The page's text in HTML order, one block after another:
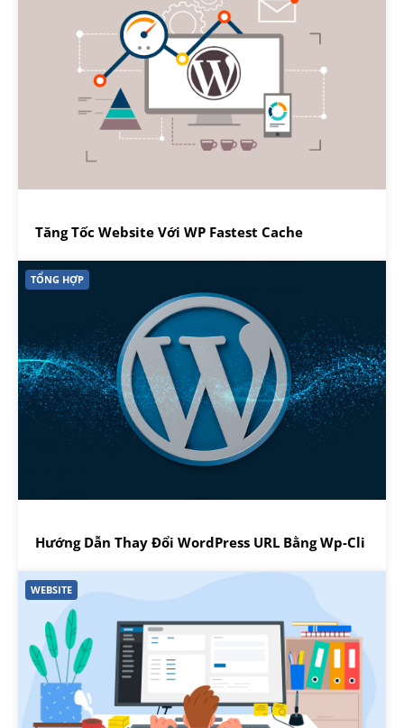
Tăng Tốc Website Với WP Fastest Cache
TỔNG HỢP
Hướng Dẫn Thay Đổi WordPress URL Bằng Wp-Cli
WEBSITE